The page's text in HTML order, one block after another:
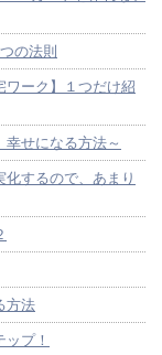
の法則
ワーク】１つだけ紹
せになる方法～
化するので、あまり
方法
プ！